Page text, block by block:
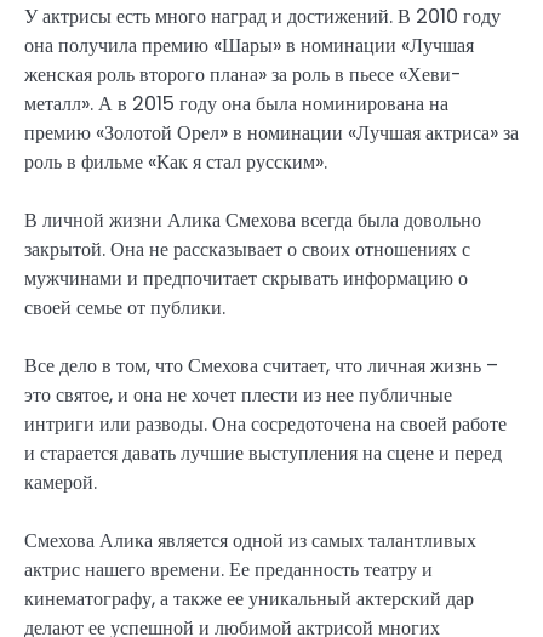
У актрисы есть много наград и достижений. В 2010 году
она получила премию «Шары» в номинации «Лучшая
женская роль второго плана» за роль в пьесе «Хеви-
металл». А в 2015 году она была номинирована на
премию «Золотой Орел» в номинации «Лучшая актриса» за
роль в фильме «Как я стал русским».
В личной жизни Алика Смехова всегда была довольно
закрытой. Она не рассказывает о своих отношениях с
мужчинами и предпочитает скрывать информацию о
своей семье от публики.
Все дело в том, что Смехова считает, что личная жизнь –
это святое, и она не хочет плести из нее публичные
интриги или разводы. Она сосредоточена на своей работе
и старается давать лучшие выступления на сцене и перед
камерой.
Смехова Алика является одной из самых талантливых
актрис нашего времени. Ее преданность театру и
кинематографу, а также ее уникальный актерский дар
делают ее успешной и любимой актрисой многих